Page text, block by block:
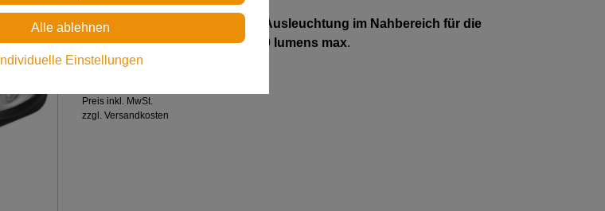
Ultrakompakte Stirnlampe zur Ausleuchtung im Nahbereich für die
gelegentliche Verwendung. 100 lumens max.
Preis inkl. MwSt.
zzgl. Versandkosten
Individuelle Einstellungen